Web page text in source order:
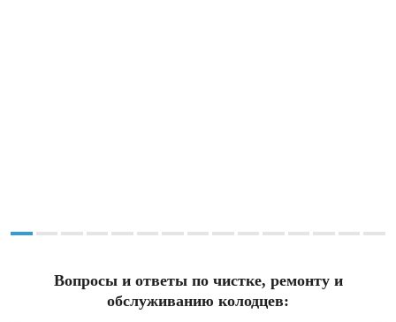
Вопросы и ответы по чистке, ремонту и
обслуживанию колодцев: